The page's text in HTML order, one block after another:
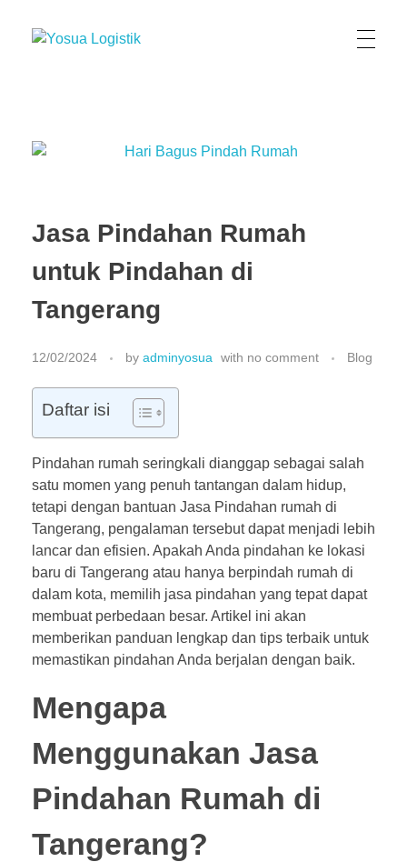
Jasa Pindahan Rumah
untuk Pindahan di
Tangerang
12/02/2024 by adminyosua with no comment Blog
Daftar isi
Pindahan rumah seringkali dianggap sebagai salah
satu momen yang penuh tantangan dalam hidup,
tetapi dengan bantuan Jasa Pindahan rumah di
Tangerang, pengalaman tersebut dapat menjadi lebih
lancar dan efisien. Apakah Anda pindahan ke lokasi
baru di Tangerang atau hanya berpindah rumah di
dalam kota, memilih jasa pindahan yang tepat dapat
membuat perbedaan besar. Artikel ini akan
memberikan panduan lengkap dan tips terbaik untuk
memastikan pindahan Anda berjalan dengan baik.
Mengapa
Menggunakan Jasa
Pindahan Rumah di
Tangerang?